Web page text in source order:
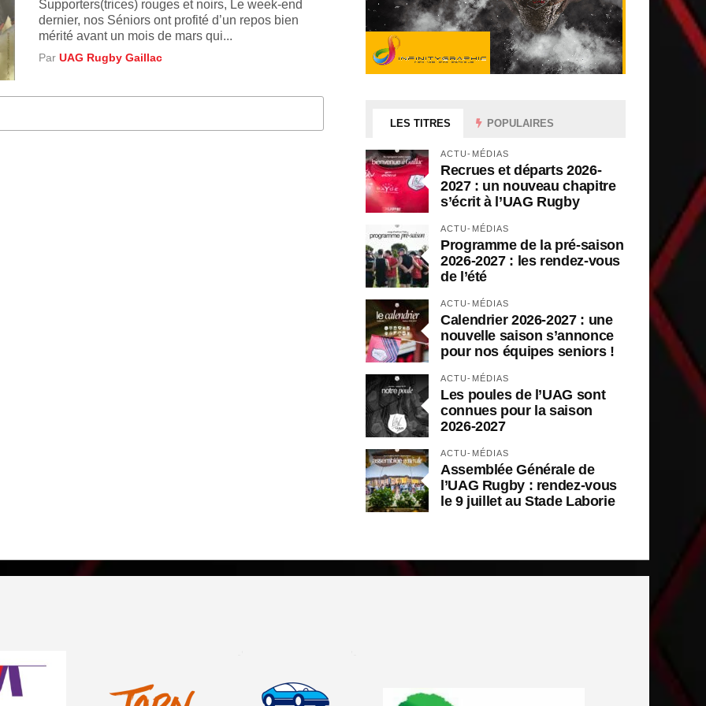
Supporters(trices) rouges et noirs, Le week-end
dernier, nos Séniors ont profité d’un repos bien
mérité avant un mois de mars qui...
ParUAG Rugby Gaillac
LES TITRES
POPULAIRES
ACTU-MÉDIAS
Recrues et départs 2026-
2027 : un nouveau chapitre
s’écrit à l’UAG Rugby
ACTU-MÉDIAS
Programme de la pré-saison
2026-2027 : les rendez-vous
de l’été
ACTU-MÉDIAS
Calendrier 2026-2027 : une
nouvelle saison s’annonce
pour nos équipes seniors !
ACTU-MÉDIAS
Les poules de l’UAG sont
connues pour la saison
2026-2027
ACTU-MÉDIAS
Assemblée Générale de
l’UAG Rugby : rendez-vous
le 9 juillet au Stade Laborie